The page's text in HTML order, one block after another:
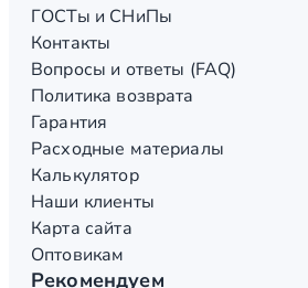
ГОСТы и СНиПы
Контакты
Вопросы и ответы (FAQ)
Политика возврата
Гарантия
Расходные материалы
Калькулятор
Наши клиенты
Карта сайта
Оптовикам
Рекомендуем